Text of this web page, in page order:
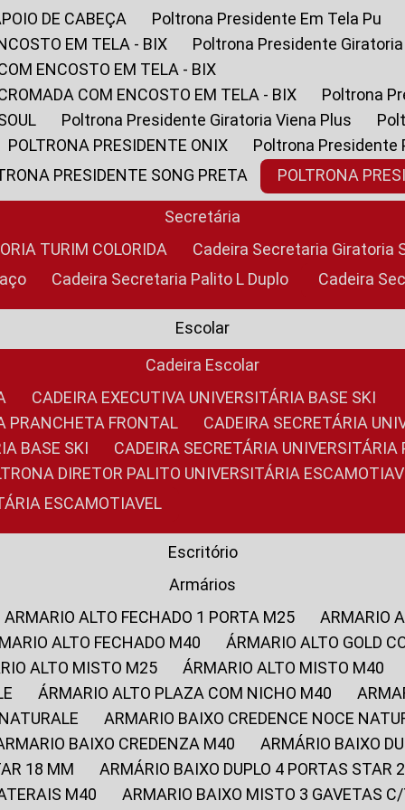
DE CABEÇA
Poltrona Presidente Em Tela Pu
EM TELA - BIX
Poltrona Presidente
ENCOSTO EM TELA - BIX
COM ENCOSTO EM TELA - BIX
Poltrona
Poltrona Presidente Giratoria Viena Plus
POLTRONA PRESIDENTE ONIX
Poltrona Presidente
PRESIDENTE SONG PRETA
POLTRONA
Secretária
TURIM COLORIDA
Cadeira Secretaria Giratoria
Cadeira Secretaria Palito L Duplo Cadeira
Escolar
Cadeira Escolar
CADEIRA EXECUTIVA UNIVERSITÁRIA BASE SKI
PRANCHETA FRONTAL
CADEIRA SECRETÁRIA
BASE SKI
CADEIRA SECRETÁRIA
DIRETOR PALITO UNIVERSITÁRIA
ESCAMOTIAVEL
Escritório
Armários
ARMARIO ALTO FECHADO 1 PORTA M25
ARMARIO
ALTO FECHADO M40
ÁRMARIO ALTO GOLD
ALTO MISTO M25
ÁRMARIO ALTO MISTO M40
ÁRMARIO ALTO PLAZA COM NICHO M40
ARMARIO BAIXO CREDENCE NOCE
ARMARIO BAIXO CREDENZA M40
ARMÁRIO BAIXO
18 MM
ARMÁRIO BAIXO DUPLO 4 PORTAS STAR
M40
ARMARIO BAIXO MISTO 3 GAVETAS